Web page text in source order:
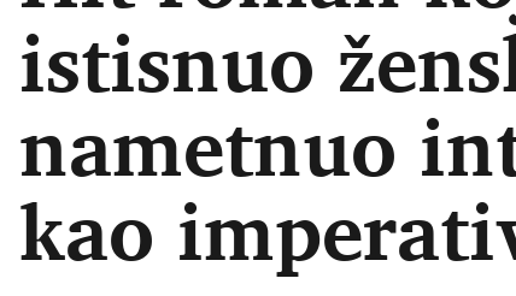
istisnuo
nametnuo
kao